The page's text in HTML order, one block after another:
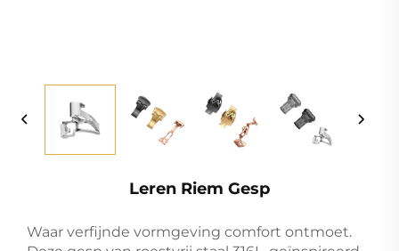
Leren Riem Gesp
Waar verfijnde vormgeving comfort ontmoet.